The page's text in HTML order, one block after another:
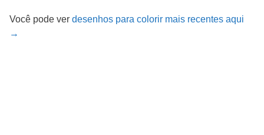
Você pode ver desenhos para colorir mais recentes aqui
→